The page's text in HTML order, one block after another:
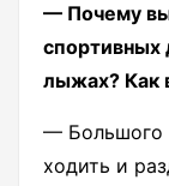
— Почему вы
спортивных
лыжах? Как
— Большого
ходить и